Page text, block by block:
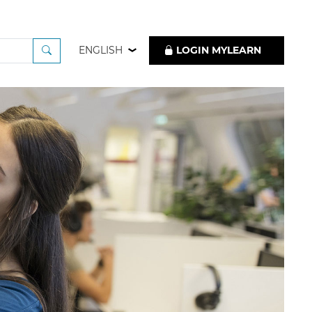
ENGLISH LOGIN MYLEARN